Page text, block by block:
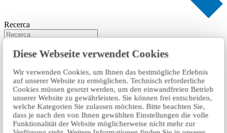
Diese Webseite verwendet Cookies
Wir verwenden Cookies, um Ihnen das bestmögliche Erlebnis
auf unserer Website zu ermöglichen. Technisch erforderliche
Cookies müssen gesetzt werden, um den einwandfreien Betrieb
unserer Website zu gewährleisten. Sie können frei entscheiden,
welche Kategorien Sie zulassen möchten. Bitte beachten Sie,
dass je nach den von Ihnen gewählten Einstellungen die volle
Funktionalität der Website möglicherweise nicht mehr zur
Recerca